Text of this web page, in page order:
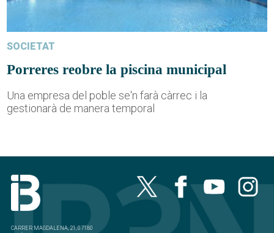
SOCIETAT
Porreres reobre la piscina municipal
Una empresa del poble se'n farà càrrec i la
gestionarà de manera temporal
CARRER MAGDALENA, 21, 07180